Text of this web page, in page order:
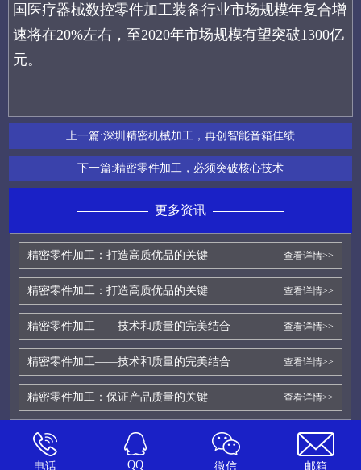
国医疗器械数控零件加工装备行业市场规模年复合增
速将在20%左右，至2020年市场规模有望突破1300亿
元。
上一篇:深圳精密机械加工，再创智能音箱佳绩
下一篇:精密零件加工，必须突破核心技术
更多资讯
精密零件加工：打造高质优品的关键 查看详情>>
精密零件加工：打造高质优品的关键 查看详情>>
精密零件加工——技术和质量的完美结合 查看详情>>
精密零件加工——技术和质量的完美结合 查看详情>>
精密零件加工：保证产品质量的关键 查看详情>>
电话 QQ 微信 邮箱